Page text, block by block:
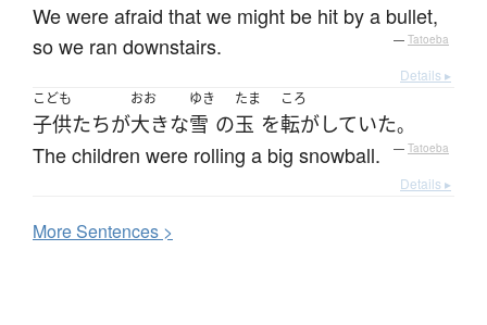
We were afraid that we might be hit by a bullet,
so we ran downstairs.
— Tatoeba
Details ▸
こども
子供たちが
おお
大きな
ゆき
雪 の
たま
玉 を
ころ
転がしていた。
The children were rolling a big snowball. — Tatoeba
Details ▸
MoreSentences >